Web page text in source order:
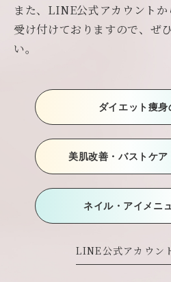
また、LINE公式アカウントか
受け付けておりますので、ぜ
い。
ダイエット痩
美肌改善・バストケア
ネイル・アイメニ
LINE公式アカウン